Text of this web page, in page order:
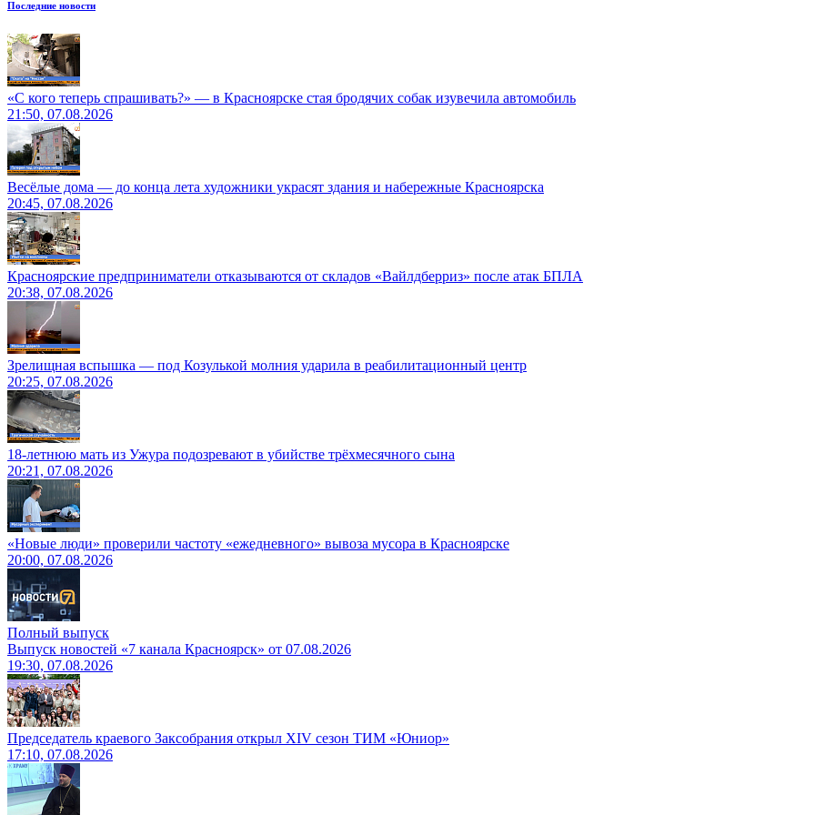
Последние новости
«С кого теперь спрашивать?» — в Красноярске стая бродячих собак изувечила автомобиль
21:50, 07.08.2026
Весёлые дома — до конца лета художники украсят здания и набережные Красноярска
20:45, 07.08.2026
Красноярские предприниматели отказываются от складов «Вайлдберриз» после атак БПЛА
20:38, 07.08.2026
Зрелищная вспышка — под Козулькой молния ударила в реабилитационный центр
20:25, 07.08.2026
18-летнюю мать из Ужура подозревают в убийстве трёхмесячного сына
20:21, 07.08.2026
«Новые люди» проверили частоту «ежедневного» вывоза мусора в Красноярске
20:00, 07.08.2026
Полный выпуск
Выпуск новостей «7 канала Красноярск» от 07.08.2026
19:30, 07.08.2026
Председатель краевого Заксобрания открыл XIV сезон ТИМ «Юниор»
17:10, 07.08.2026